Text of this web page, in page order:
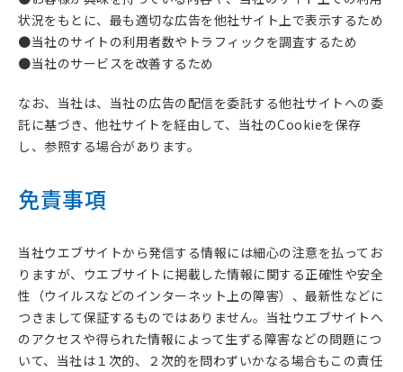
状況をもとに、最も適切な広告を他社サイト上で表示するため
●当社のサイトの利用者数やトラフィックを調査するため
●当社のサービスを改善するため
なお、当社は、当社の広告の配信を委託する他社サイトへの委
託に基づき、他社サイトを経由して、当社のCookieを保存
し、参照する場合があります。
免責事項
当社ウエブサイトから発信する情報には細心の注意を払ってお
りますが、ウエブサイトに掲載した情報に関する正確性や安全
性（ウイルスなどのインターネット上の障害）、最新性などに
つきまして保証するものではありません。当社ウエブサイトへ
のアクセスや得られた情報によって生ずる障害などの問題につ
いて、当社は１次的、２次的を問わずいかなる場合もこの責任